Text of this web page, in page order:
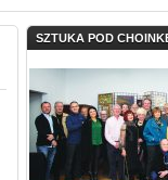
SZTUKA POD